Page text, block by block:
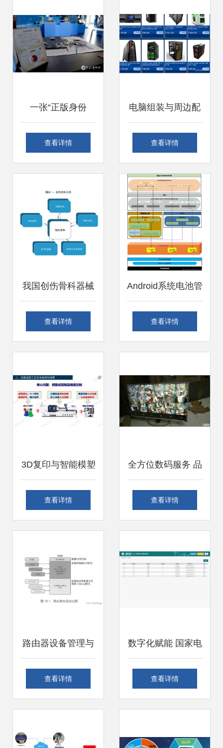
教育装备产品创新
设计，助力计算机
其在计算机软硬件
零售中的市场角色
一张“正版身份
证”背后的贵州文创
查看详情
电脑组装与周边配
件一站式服务 批发
方案
查看详情
我国创伤骨科器械
现状及竞争分析 国
机软硬件零售赋能
下打破壁垒提升竞
查看详情
Android系统电池管
理
框架分析及其在实
体与虚拟设备上的
查看详情
3D复印与智能模塑
成型技术及装备 计
新前沿
查看详情
全方位数码服务 品
牌与组装电脑零
防监控解决方案
查看详情
路由器设备管理与
网络设备安全 密码
服务指南
查看详情
数字化赋能 国家电
网用电异常辅助系
查看详情